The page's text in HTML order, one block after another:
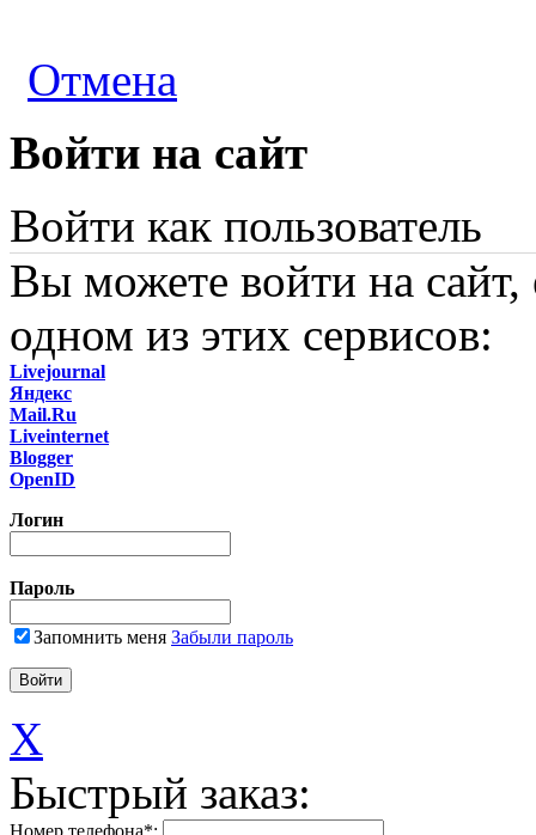
Отмена
Войти на сайт
Войти как пользователь
Вы можете войти на сайт,
одном из этих сервисов:
Livejournal
Яндекс
Mail.Ru
Liveinternet
Blogger
OpenID
Логин
Пароль
Запомнить меня Забыли пароль
X
Быстрый заказ: